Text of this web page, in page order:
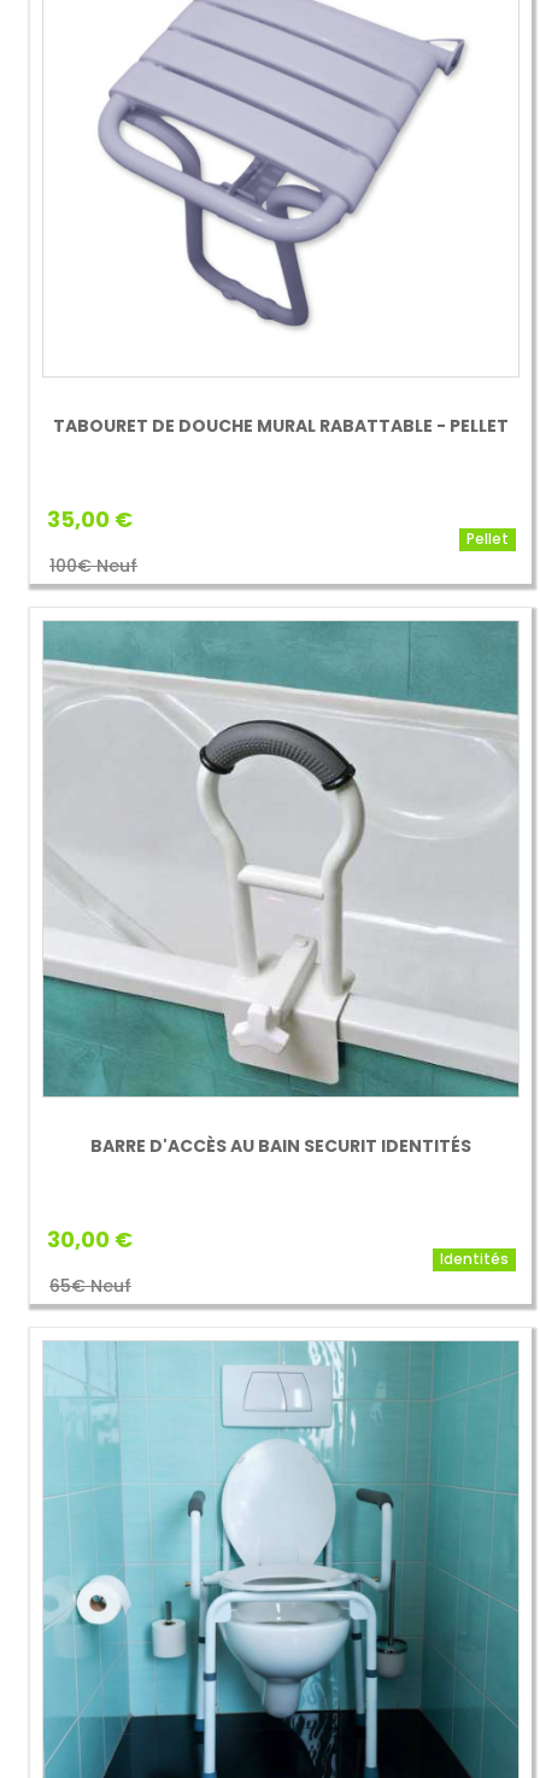
TABOURET DE DOUCHE MURAL RABATTABLE - PELLET
35,00 €
100€ Neuf
Pellet
BARRE D'ACCÈS AU BAIN SECURIT IDENTITÉS
30,00 €
65€ Neuf
Identités